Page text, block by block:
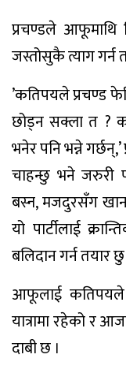
प्रचण्डले आफूमाथि
जस्तोसुकै त्याग गर्न
’कतिपयले प्रचण्ड
छोड्न सक्ला त ?
भनेर पनि भन्ने
चाहन्छु भने जरुरी
बस्न, मजदुरसँग
यो पार्टीलाई
बलिदान गर्न तयार
आफूलाई कतिपयले
यात्रामा रहेको र
दाबी छ ।